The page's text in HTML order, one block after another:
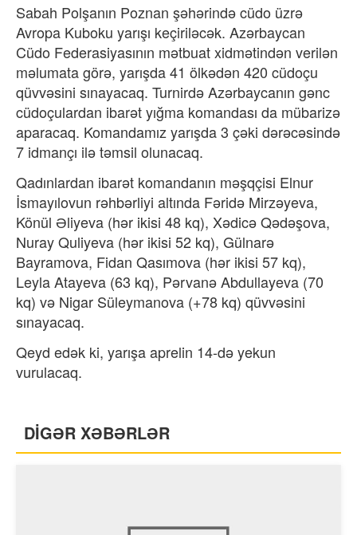
Sabah Polşanın Poznan şəhərində cüdo üzrə
Avropa Kuboku yarışı keçiriləcək. Azərbaycan
Cüdo Federasiyasının mətbuat xidmətindən verilən
məlumata görə, yarışda 41 ölkədən 420 cüdoçu
qüvvəsini sınayacaq. Turnirdə Azərbaycanın gənc
cüdoçulardan ibarət yığma komandası da mübarizə
aparacaq. Komandamız yarışda 3 çəki dərəcəsində
7 idmançı ilə təmsil olunacaq.
Qadınlardan ibarət komandanın məşqçisi Elnur
İsmayılovun rəhbərliyi altında Fəridə Mirzəyeva,
Könül Əliyeva (hər ikisi 48 kq), Xədicə Qədəşova,
Nuray Quliyeva (hər ikisi 52 kq), Gülnarə
Bayramova, Fidan Qasımova (hər ikisi 57 kq),
Leyla Atayeva (63 kq), Pərvanə Abdullayeva (70
kq) və Nigar Süleymanova (+78 kq) qüvvəsini
sınayacaq.
Qeyd edək ki, yarışa aprelin 14-də yekun
vurulacaq.
DİGƏR XƏBƏRLƏR